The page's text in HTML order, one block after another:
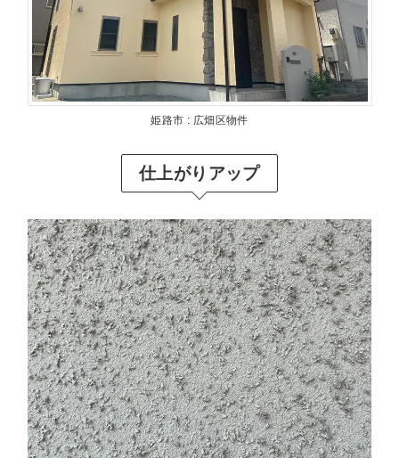
姫路市 : 広畑区物件
仕上がりアップ